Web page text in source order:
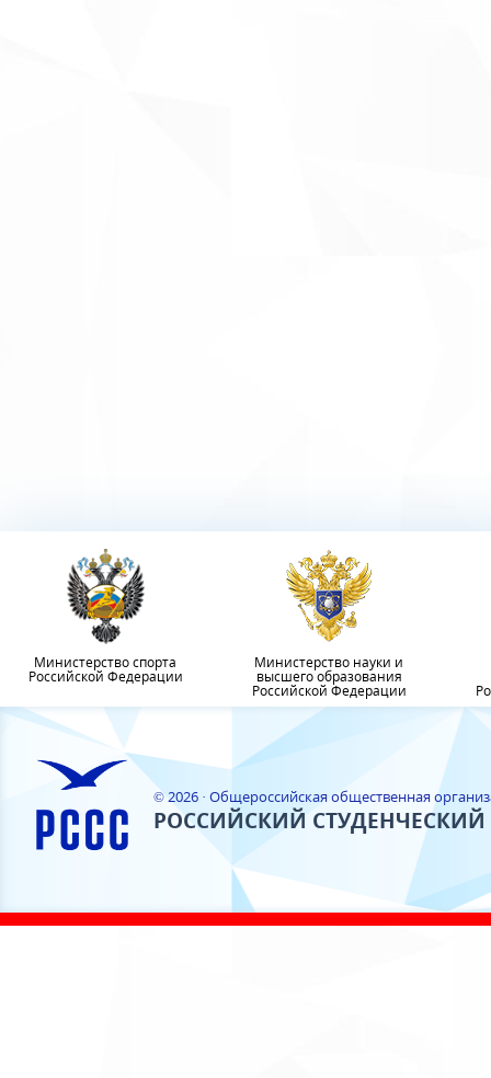
Министерство спорта
Российской Федерации
Министерство науки и
высшего образования
Российской Федерации
© 2026 · Общероссийская общественная
РОССИЙСКИЙ